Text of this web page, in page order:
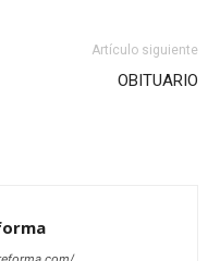
Artículo siguiente
OBITUARIO